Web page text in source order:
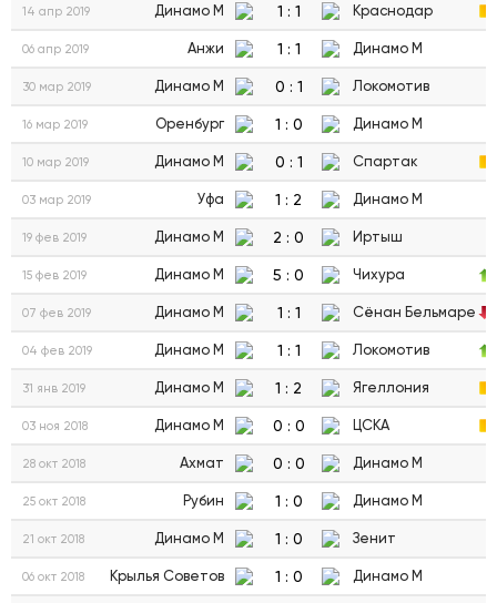
14 апр 2019 Динамо М 1 : 1 Краснодар
06 апр 2019 Анжи 1 : 1 Динамо М
30 мар 2019 Динамо М 0 : 1 Локомотив
16 мар 2019 Оренбург 1 : 0 Динамо М
10 мар 2019 Динамо М 0 : 1 Спартак
03 мар 2019 Уфа 1 : 2 Динамо М
19 фев 2019 Динамо М 2 : 0 Иртыш
15 фев 2019 Динамо М 5 : 0 Чихура
07 фев 2019 Динамо М 1 : 1 Сёнан Бельмаре
04 фев 2019 Динамо М 1 : 1 Локомотив
31 янв 2019 Динамо М 1 : 2 Ягеллония
03 ноя 2018 Динамо М 0 : 0 ЦСКА
28 окт 2018 Ахмат 0 : 0 Динамо М
25 окт 2018 Рубин 1 : 0 Динамо М
21 окт 2018 Динамо М 1 : 0 Зенит
06 окт 2018 Крылья Советов 1 : 0 Динамо М